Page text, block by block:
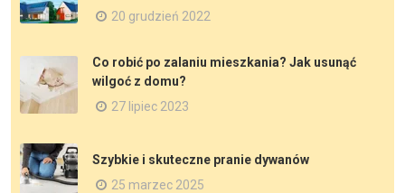
20 grudzień 2022
Co robić po zalaniu mieszkania? Jak usunąć
wilgoć z domu?
27 lipiec 2023
Szybkie i skuteczne pranie dywanów
25 marzec 2025